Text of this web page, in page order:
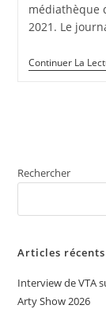
médiathèque
2021. Le
Continuer La
Rechercher
Articles récents
Interview de VTA
Arty Show 2026